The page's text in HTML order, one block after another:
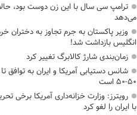
ترامپ سی سال با این زن دوست بود،
می‌دهد
وزیر پاکستان به جرم تجاوز به دختران
انگلیس بازداشت شد!
زمان‌بندی شارژ کالابرگ تغییر کرد
شانس دستیابی آمریکا و ایران به توافق
۵۰-۵۰ است
رویترز: وزارت خزانه‌داری آمریکا برخی
با ایران را لغو کرد